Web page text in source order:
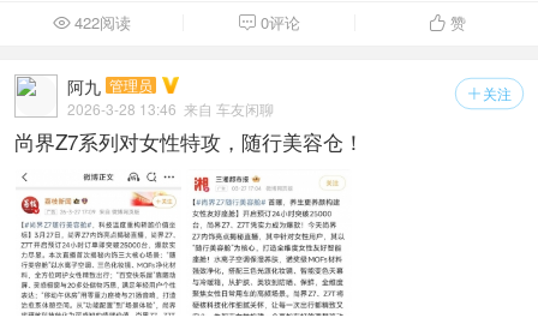
422阅读  0评论  赞
 关注
阿九 管理员
2026-3-28 13:46 来自 车友闲聊
尚界Z7系列对女性特攻，随行美容仓！